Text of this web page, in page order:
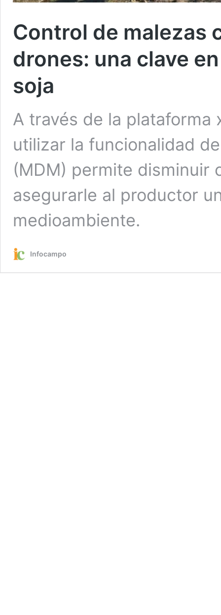
Control de malezas
drones: una clave
soja
A través de la plataforma
utilizar la funcionalidad
(MDM) permite disminuir
asegurarle al productor
medioambiente.
Infocampo